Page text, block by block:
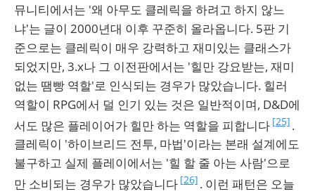
뮤니티에서는 '왜 아무도 클레릭을 하려고 하지 않느
냐'는 글이 2000년대 이후 꾸준히 올라옵니다. 5판 기
준으로는 클레릭이 매우 강력하고 재미있는 클래스가
되었지만, 3.x나 그 이전판에서는 '힐만 강요받는, 재미
없는 땜빵 역할'로 인식되는 경우가 많았습니다. 힐러
역할이 RPG에서 덜 인기 있는 것은 일반적이며, D&D에
서도 많은 플레이어가 힐만 하는 역할을 피합니다 [25] .
클레릭이 '하이브리드 전투, 마법'이라는 본래 설계에도
불구하고 실제 플레이에서는 '힐 할 줄 아는 사람'으로
만 소비되는 경우가 많았습니다 [26] . 이런 패턴은 오늘